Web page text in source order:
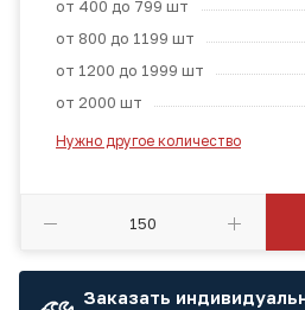
от 400 до 799 шт
от 800 до 1199 шт
от 1200 до 1999 шт
от 2000 шт
Нужно другое количество
Заказать